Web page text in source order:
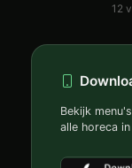
12
Bekijk
alle horeca